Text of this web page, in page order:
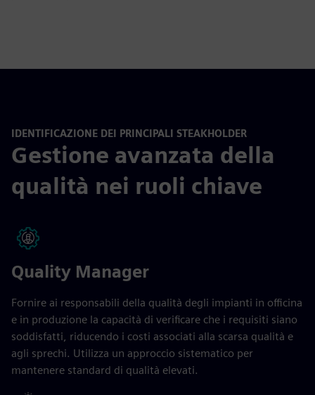
IDENTIFICAZIONE DEI PRINCIPALI STEAKHOLDER
Gestione avanzata della
qualità nei ruoli chiave
Quality Manager
Fornire ai responsabili della qualità degli impianti in officina
e in produzione la capacità di verificare che i requisiti siano
soddisfatti, riducendo i costi associati alla scarsa qualità e
agli sprechi. Utilizza un approccio sistematico per
mantenere standard di qualità elevati.